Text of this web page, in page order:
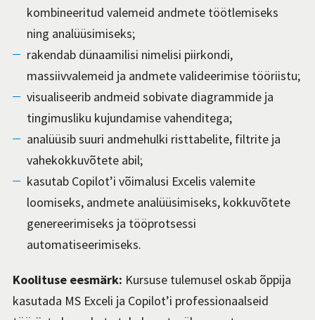
kombineeritud valemeid andmete töötlemiseks
ning analüüsimiseks;
rakendab dünaamilisi nimelisi piirkondi,
massiivvalemeid ja andmete valideerimise tööriistu;
visualiseerib andmeid sobivate diagrammide ja
tingimusliku kujundamise vahenditega;
analüüsib suuri andmehulki risttabelite, filtrite ja
vahekokkuvõtete abil;
kasutab Copilot’i võimalusi Excelis valemite
loomiseks, andmete analüüsimiseks, kokkuvõtete
genereerimiseks ja tööprotsessi
automatiseerimiseks.
Koolituse eesmärk: Kursuse tulemusel oskab õppija
kasutada MS Exceli ja Copilot’i professionaalseid